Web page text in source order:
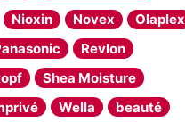
Nioxin Novex
Olaplex
Revlon
Shea Moisture
Wella
beauté